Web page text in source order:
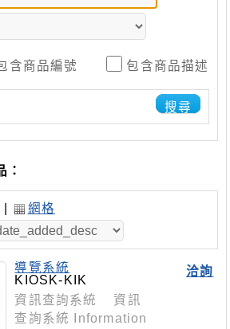
含商品編號 包含商品描述
搜尋
：
網格
洽詢
導覽系統
KIOSK-KIK
資訊查詢系統 資訊
查詢系統 Information